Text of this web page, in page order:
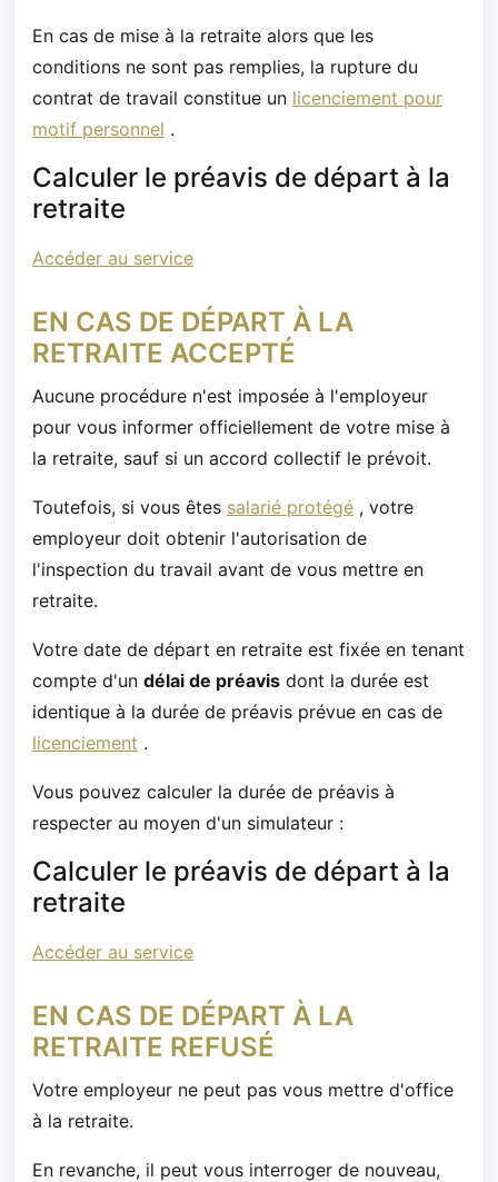
En cas de mise à la retraite alors que les
conditions ne sont pas remplies, la rupture du
contrat de travail constitue un licenciement pour
motif personnel .
Calculer le préavis de départ à la
retraite
Accéder au service
EN CAS DE DÉPART À LA
RETRAITE ACCEPTÉ
Aucune procédure n'est imposée à l'employeur
pour vous informer officiellement de votre mise à
la retraite, sauf si un accord collectif le prévoit.
Toutefois, si vous êtes salarié protégé , votre
employeur doit obtenir l'autorisation de
l'inspection du travail avant de vous mettre en
retraite.
Votre date de départ en retraite est fixée en tenant
compte d'un délai de préavis dont la durée est
identique à la durée de préavis prévue en cas de
licenciement .
Vous pouvez calculer la durée de préavis à
respecter au moyen d'un simulateur :
Calculer le préavis de départ à la
retraite
Accéder au service
EN CAS DE DÉPART À LA
RETRAITE REFUSÉ
Votre employeur ne peut pas vous mettre d'office
à la retraite.
En revanche, il peut vous interroger de nouveau,